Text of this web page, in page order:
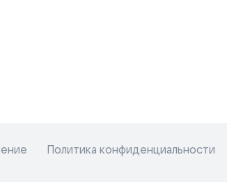
Политика конфиденциальности